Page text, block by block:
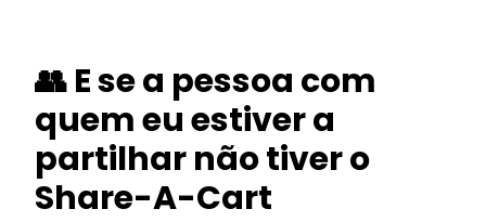
👥 E se a pessoa com
quem eu estiver a
partilhar não tiver o
Share-A-Cart